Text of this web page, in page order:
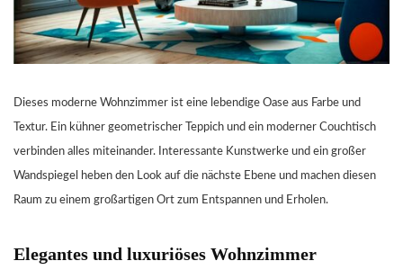
Dieses moderne Wohnzimmer ist eine lebendige Oase aus Farbe und
Textur. Ein kühner geometrischer Teppich und ein moderner Couchtisch
verbinden alles miteinander. Interessante Kunstwerke und ein großer
Wandspiegel heben den Look auf die nächste Ebene und machen diesen
Raum zu einem großartigen Ort zum Entspannen und Erholen.
Elegantes und luxuriöses Wohnzimmer